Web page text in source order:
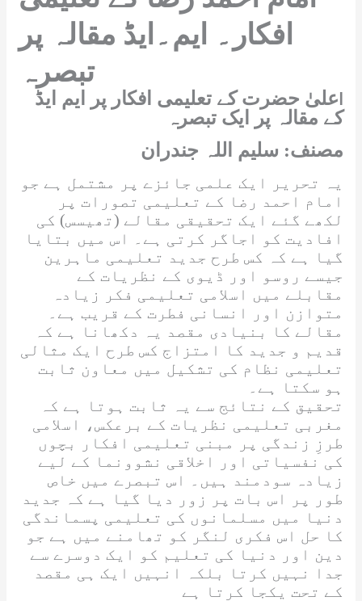
افکار۔ ایم۔ایڈ مقالہ پر
تبصرہ
علیٰ حضرت کے تعلیمی افکار پر ایم ایڈ
کے مقالہ پر ایک تبصرہ
مصنف: سلیم اللہ جندران
یہ تحریر ایک علمی جائزے پر مشتمل ہے جو
امام احمد رضا کے تعلیمی تصورات پر
لکھے گئے ایک تحقیقی مقالے (تھیسس) کی
افادیت کو اجاگر کرتی ہے۔ اس میں بتایا
گیا ہے کہ کس طرح جدید تعلیمی ماہرین
جیسے روسو اور ڈیوی کے نظریات کے
مقابلے میں اسلامی تعلیمی فکر زیادہ
متوازن اور انسانی فطرت کے قریب ہے۔
مقالے کا بنیادی مقصد یہ دکھانا ہے کہ
قدیم و جدید کا امتزاج کس طرح ایک مثالی
تعلیمی نظام کی تشکیل میں معاون ثابت
ہو سکتا ہے۔
تحقیق کے نتائج سے یہ ثابت ہوتا ہے کہ
مغربی تعلیمی نظریات کے برعکس، اسلامی
طرزِ زندگی پر مبنی تعلیمی افکار بچوں
کی نفسیاتی اور اخلاقی نشوونما کے لیے
زیادہ سودمند ہیں۔ اس تبصرے میں خاص
طور پر اس بات پر زور دیا گیا ہے کہ جدید
دنیا میں مسلمانوں کی تعلیمی پسماندگی
کا حل اس فکری لنگر کو تھامنے میں ہے جو
دین اور دنیا کی تعلیم کو ایک دوسرے سے
جدا نہیں کرتا بلکہ انہیں ایک ہی مقصد
کے تحت یکجا کرتا ہے